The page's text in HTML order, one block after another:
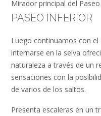
Mirador principal del
PASEO INFERIOR
Luego continuamos con el
internarse en la selva
naturaleza a través de un
sensaciones con la
de varios de los saltos.
Presenta escaleras en un